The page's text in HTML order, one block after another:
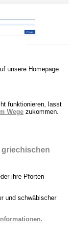
unsere Homepage.
funktionieren, lasst
Wege zukommen.
griechischen
ihre Pforten
und schwäbischer